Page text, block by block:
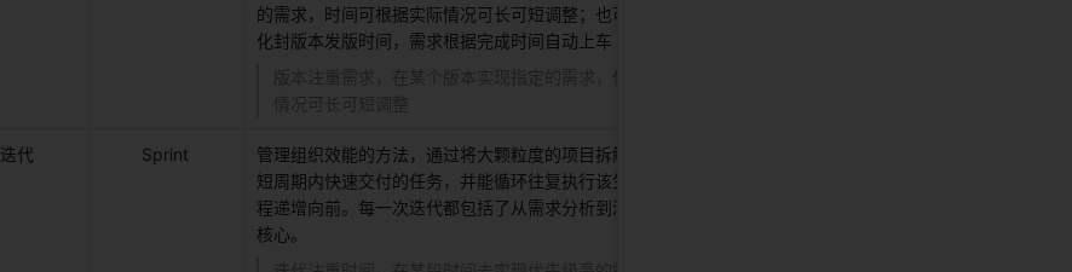
的需求，时间可根据实际情况可长可短调整；也可以是班车制的，固
化封版本发版时间，需求根据完成时间自动上车
迭代 Sprint
管理组织效能的方法，通过将大颗粒度的项目拆解为可执行的，能在
短周期内快速交付的任务，并能循环往复执行该生产周期，使开发过
程递增向前。每一次迭代都包括了从需求分析到测试完成，是敏捷的
核心。